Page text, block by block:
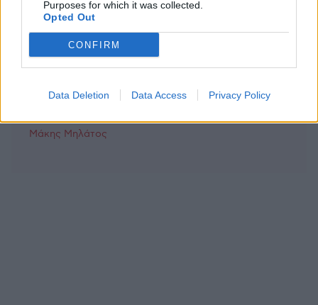
Purposes for which it was collected.
Opted Out
CONFIRM
Data Deletion Data Access Privacy Policy
Ποτέ δεν είναι αργά,
κυριολεκτικά. Ο Άντονι Χόπκινς
στα 88 αρνείται να το βάλει κάτω
άλμπουμ με ορχηστρικές συνθέσεις και τίτλο:
Μάκης Μηλάτος